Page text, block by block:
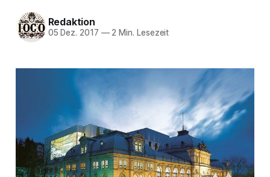
Redaktion
05 Dez. 2017 —2 Min. Lesezeit